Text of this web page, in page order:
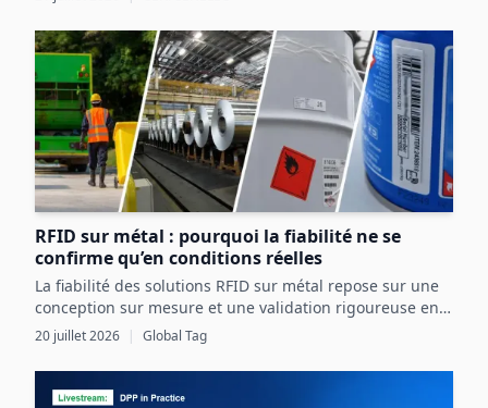
Europe.
RFID sur métal : pourquoi la fiabilité ne se
confirme qu’en conditions réelles
La fiabilité des solutions RFID sur métal repose sur une
conception sur mesure et une validation rigoureuse en
conditions réelles, intégrant pleinement les contraintes
de l’actif et de l’environnement industriel.
20 juillet 2026 | Global Tag